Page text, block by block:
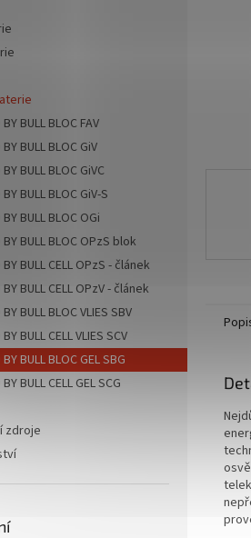
BULL BLOC FAV
BULL BLOC GiV
BULL BLOC GiVC
BULL BLOC GiV-S
BULL BLOC OGi
BY BULL BLOC OPzS blok
BY BULL CELL OPzS - článek
BULL CELL OPzV - článek
BULL BLOC VLIES SBV
BULL CELL VLIES SCV
BULL BLOC GEL SBG
BULL CELL GEL SCG
zdroje